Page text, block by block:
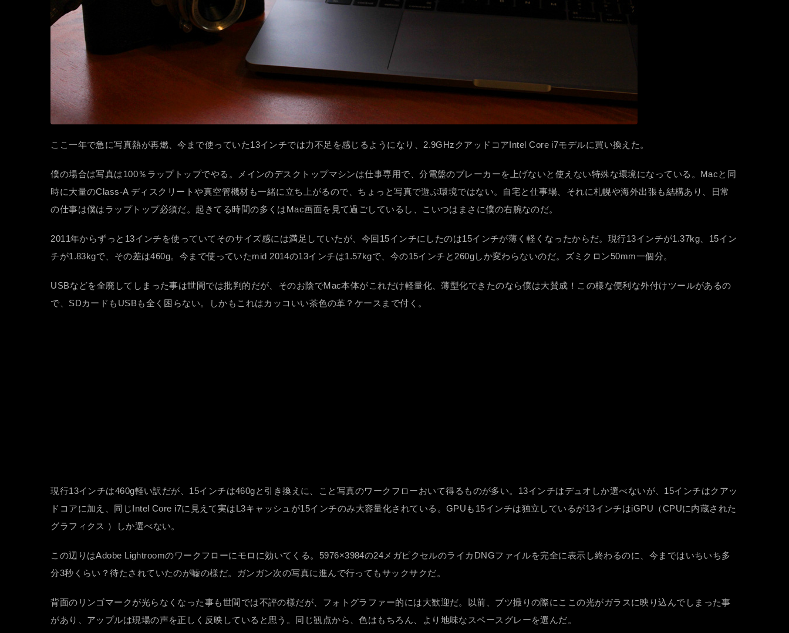
ここ一年で急に写真熱が再燃、今まで使っていた13インチでは力不足を感じるようになり、2.9GHzクアッドコアIntel Core i7モデルに買い換えた。
僕の場合は写真は100％ラップトップでやる。メインのデスクトップマシンは仕事専用で、分電盤のブレーカーを上げないと使えない特殊な環境になっている。Macと同
時に大量のClass-A ディスクリートや真空管機材も一緒に立ち上がるので、ちょっと写真で遊ぶ環境ではない。自宅と仕事場、それに札幌や海外出張も結構あり、日常
の仕事は僕はラップトップ必須だ。起きてる時間の多くはMac画面を見て過ごしているし、こいつはまさに僕の右腕なのだ。
2011年からずっと13インチを使っていてそのサイズ感には満足していたが、今回15インチにしたのは15インチが薄く軽くなったからだ。現行13インチが1.37kg、15イン
チが1.83kgで、その差は460g。今まで使っていたmid 2014の13インチは1.57kgで、今の15インチと260gしか変わらないのだ。ズミクロン50mm一個分。
USBなどを全廃してしまった事は世間では批判的だが、そのお陰でMac本体がこれだけ軽量化、薄型化できたのなら僕は大賛成！この様な便利な外付けツールがあるの
で、SDカードもUSBも全く困らない。しかもこれはカッコいい茶色の革？ケースまで付く。
現行13インチは460g軽い訳だが、15インチは460gと引き換えに、こと写真のワークフローおいて得るものが多い。13インチはデュオしか選べないが、15インチはクアッ
ドコアに加え、同じIntel Core i7に見えて実はL3キャッシュが15インチのみ大容量化されている。GPUも15インチは独立しているが13インチはiGPU（CPUに内蔵された
グラフィクス ）しか選べない。
この辺りはAdobe Lightroomのワークフローにモロに効いてくる。5976×3984の24メガピクセルのライカDNGファイルを完全に表示し終わるのに、今まではいちいち多
分3秒くらい？待たされていたのが嘘の様だ。ガンガン次の写真に進んで行ってもサックサクだ。
背面のリンゴマークが光らなくなった事も世間では不評の様だが、フォトグラファー的には大歓迎だ。以前、ブツ撮りの際にここの光がガラスに映り込んでしまった事
があり、アップルは現場の声を正しく反映していると思う。同じ観点から、色はもちろん、より地味なスペースグレーを選んだ。